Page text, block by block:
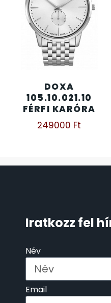
DOXA
105.10.021.10
FÉRFI KARÓRA
249000 Ft
Iratkozz fel
Név
Email
MASERATI
MORGAN
OKOSÓRÁK
ÖNGYÚJTÓK
POLICE
PULSAR